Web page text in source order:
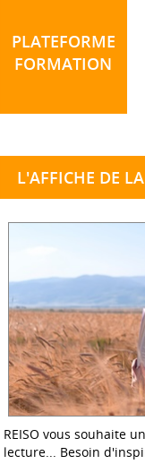
PLATEFORME
FORMATION
L'AFFICHE DE
REISO vous souhaite
lecture... Besoin